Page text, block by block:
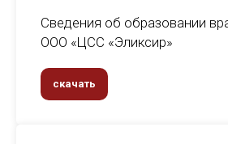
Сведения об образовании
ООО «ЦСС «Эликсир»
скачать